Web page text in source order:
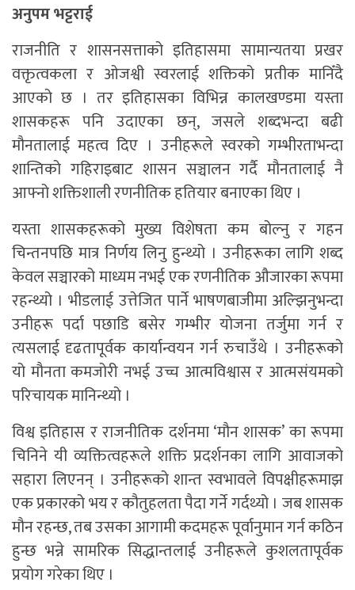
अनुपम भट्टराई
राजनीति र शासनसत्ताको इतिहासमा सामान्यतया प्रखर
वक्तृत्वकला र ओजश्वी स्वरलाई शक्तिको प्रतीक मानिँदै
आएको छ । तर इतिहासका विभिन्न कालखण्डमा यस्ता
शासकहरू पनि उदाएका छन्, जसले शब्दभन्दा बढी
मौनतालाई महत्व दिए । उनीहरूले स्वरको गम्भीरताभन्दा
शान्तिको गहिराइबाट शासन सञ्चालन गर्दै मौनतालाई नै
आफ्नो शक्तिशाली रणनीतिक हतियार बनाएका थिए ।
यस्ता शासकहरूको मुख्य विशेषता कम बोल्नु र गहन
चिन्तनपछि मात्र निर्णय लिनु हुन्थ्यो । उनीहरूका लागि शब्द
केवल सञ्चारको माध्यम नभई एक रणनीतिक औजारका रूपमा
रहन्थ्यो । भीडलाई उत्तेजित पार्ने भाषणबाजीमा अल्झिनुभन्दा
उनीहरू पर्दा पछाडि बसेर गम्भीर योजना तर्जुमा गर्न र
त्यसलाई दृढतापूर्वक कार्यान्वयन गर्न रुचाउँथे । उनीहरूको
यो मौनता कमजोरी नभई उच्च आत्मविश्वास र आत्मसंयमको
परिचायक मानिन्थ्यो ।
विश्व इतिहास र राजनीतिक दर्शनमा ‘मौन शासक’ का रूपमा
चिनिने यी व्यक्तित्वहरूले शक्ति प्रदर्शनका लागि आवाजको
सहारा लिएनन् । उनीहरूको शान्त स्वभावले विपक्षीहरूमाझ
एक प्रकारको भय र कौतुहलता पैदा गर्ने गर्दथ्यो । जब शासक
मौन रहन्छ, तब उसका आगामी कदमहरू पूर्वानुमान गर्न कठिन
हुन्छ भन्ने सामरिक सिद्धान्तलाई उनीहरूले कुशलतापूर्वक
प्रयोग गरेका थिए ।